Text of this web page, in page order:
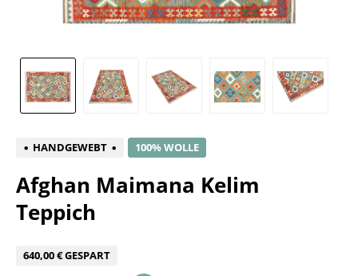
HANDGEWEBT 100% WOLLE
Afghan Maimana Kelim
Teppich
640,00 € GESPART